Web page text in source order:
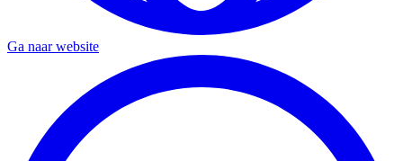
Ga naar website